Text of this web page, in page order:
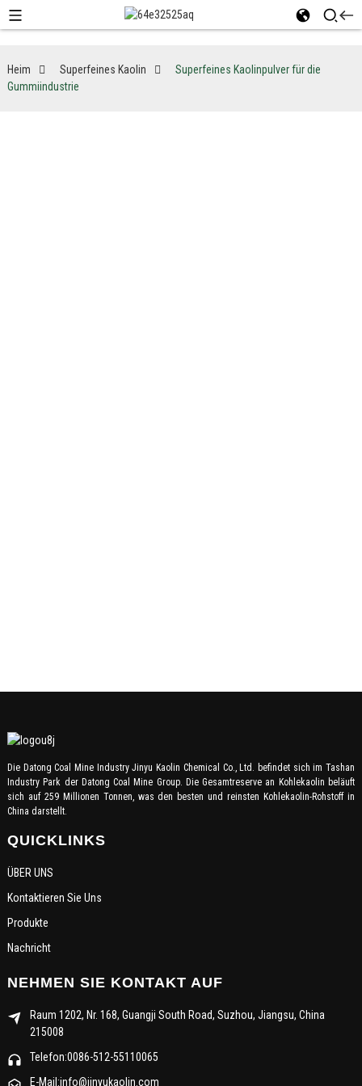
Heim Superfeines Kaolin
Superfeines Kaolinpulver für die
Gummiindustrie
Die Datong Coal Mine Industry Jinyu Kaolin Chemical Co., Ltd. befindet sich im Tashan
Industry Park der Datong Coal Mine Group. Die Gesamtreserve an Kohlekaolin beläuft
sich auf 259 Millionen Tonnen, was den besten und reinsten Kohlekaolin-Rohstoff in
China darstellt.
QUICKLINKS
ÜBER UNS
Kontaktieren Sie Uns
Produkte
Nachricht
NEHMEN SIE KONTAKT AUF
Raum 1202, Nr. 168, Guangji South Road, Suzhou, Jiangsu, China
215008
Telefon:0086-512-55110065
E-Mail:info@jinyukaolin.com